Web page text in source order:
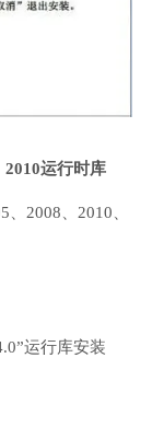
运行时库
2008、2010、
运行库安装